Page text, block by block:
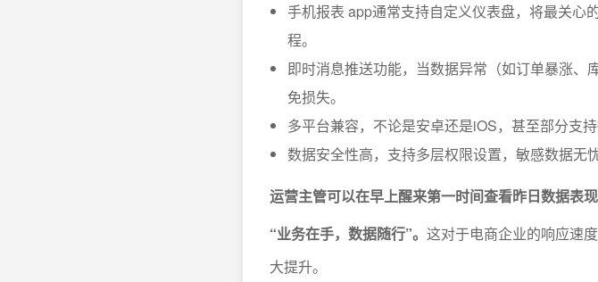
手机报表 app通常支持自定义仪表盘，将最关心
程。
即时消息推送功能，当数据异常（如订单暴涨、
免损失。
多平台兼容，不论是安卓还是iOS，甚至部分支
数据安全性高，支持多层权限设置，敏感数据无忧
运营主管可以在早上醒来第一时间查看昨日数据表
“业务在手，数据随行”。 这对于电商企业的响应速
大提升。